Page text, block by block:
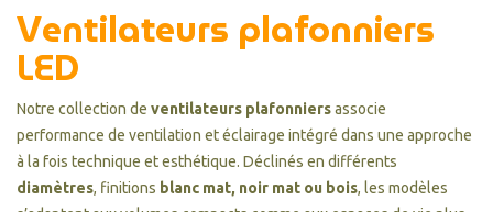
Ventilateurs plafonniers
LED
Notre collection de ventilateurs plafonniersassocie
performance de ventilation et éclairage intégré dans une approche
à la fois technique et esthétique. Déclinés en différents
diamètres, finitions blanc mat, noir mat ou bois, les modèles